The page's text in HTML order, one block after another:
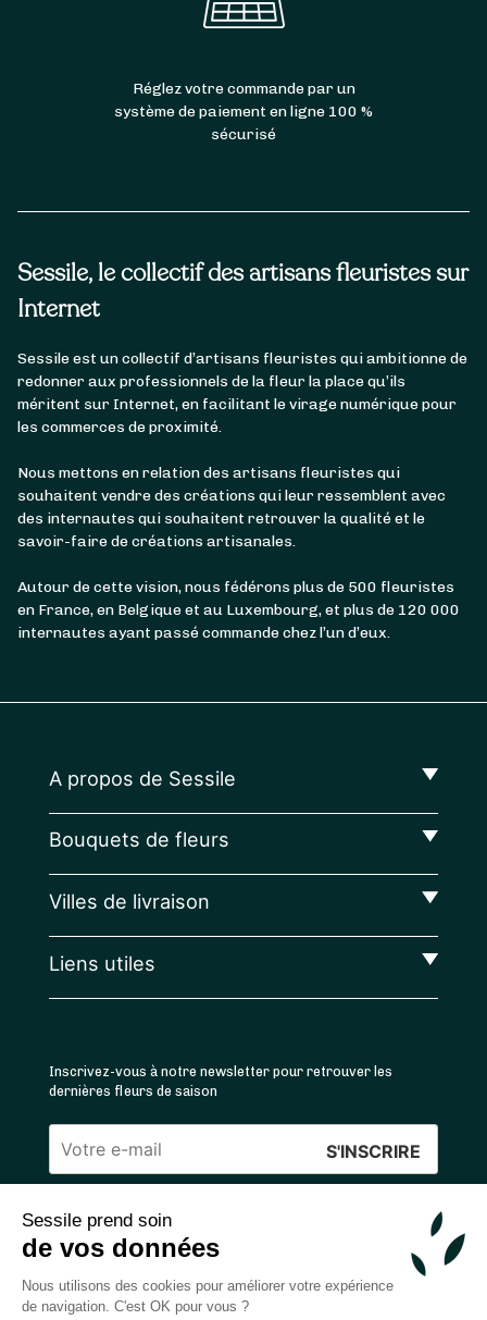
Sessile prend soin
de vos données
Nous utilisons des cookies pour améliorer votre expérience
de navigation. C'est OK pour vous ?
Sessile, le collectif des artisans fleuristes sur
Internet
Sessile est un collectif d’artisans fleuristes qui ambitionne de
redonner aux professionnels de la fleur la place qu’ils
méritent sur Internet, en facilitant le virage numérique pour
les commerces de proximité.
Nous mettons en relation des artisans fleuristes qui
souhaitent vendre des créations qui leur ressemblent avec
des internautes qui souhaitent retrouver la qualité et le
savoir-faire de créations artisanales.
Autour de cette vision, nous fédérons plus de 500 fleuristes
en France, en Belgique et au Luxembourg, et plus de 120 000
internautes ayant passé commande chez l’un d’eux.
Réglez votre commande par un
système de paiement en ligne 100 %
sécurisé
A propos de Sessile
Bouquets de fleurs
Villes de livraison
Liens utiles
Inscrivez-vous à notre newsletter pour retrouver les
dernières fleurs de saison
Veuillez
ce
champ
4.4 /5 ⭐ | 120 000+ bouquets livrés |
Achats 100% sécurisés